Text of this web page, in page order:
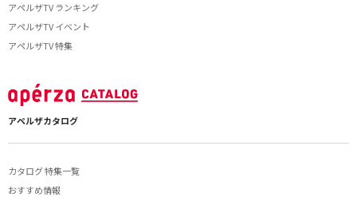
アペルザTV ランキング
アペルザTV イベント
アペルザTV 特集
アペルザカタログ
カタログ 特集一覧
おすすめ情報